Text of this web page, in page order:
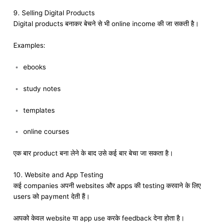
9. Selling Digital Products
Digital products बनाकर बेचने से भी online income की जा सकती है।
Examples:
ebooks
study notes
templates
online courses
एक बार product बना लेने के बाद उसे कई बार बेचा जा सकता है।
10. Website and App Testing
कई companies अपनी websites और apps की testing करवाने के लिए
users को payment देती हैं।
आपको केवल website या app use करके feedback देना होता है।